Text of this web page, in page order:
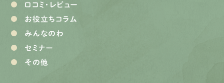
口コミ・レビュー
お役立ちコラム
みんなのわ
セミナー
その他